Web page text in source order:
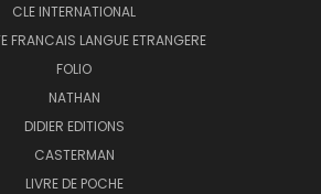
CLE INTERNATIONAL
FRANCAIS LANGUE ETRANGERE
FOLIO
NATHAN
DIDIER EDITIONS
CASTERMAN
LIVRE DE POCHE